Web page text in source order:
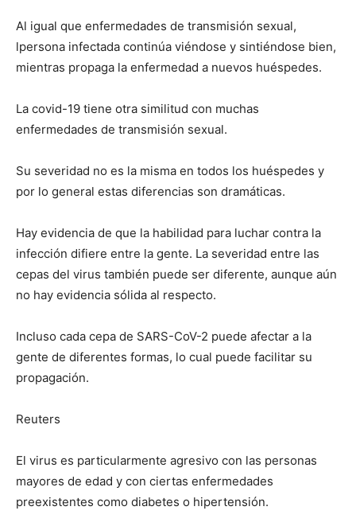
Al igual que enfermedades de transmisión sexual,
lpersona infectada continúa viéndose y sintiéndose bien,
mientras propaga la enfermedad a nuevos huéspedes.
La covid-19 tiene otra similitud con muchas
enfermedades de transmisión sexual.
Su severidad no es la misma en todos los huéspedes y
por lo general estas diferencias son dramáticas.
Hay evidencia de que la habilidad para luchar contra la
infección difiere entre la gente. La severidad entre las
cepas del virus también puede ser diferente, aunque aún
no hay evidencia sólida al respecto.
Incluso cada cepa de SARS-CoV-2 puede afectar a la
gente de diferentes formas, lo cual puede facilitar su
propagación.
Reuters
El virus es particularmente agresivo con las personas
mayores de edad y con ciertas enfermedades
preexistentes como diabetes o hipertensión.